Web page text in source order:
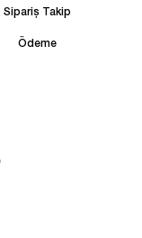
Sipariş Takip
Ödeme